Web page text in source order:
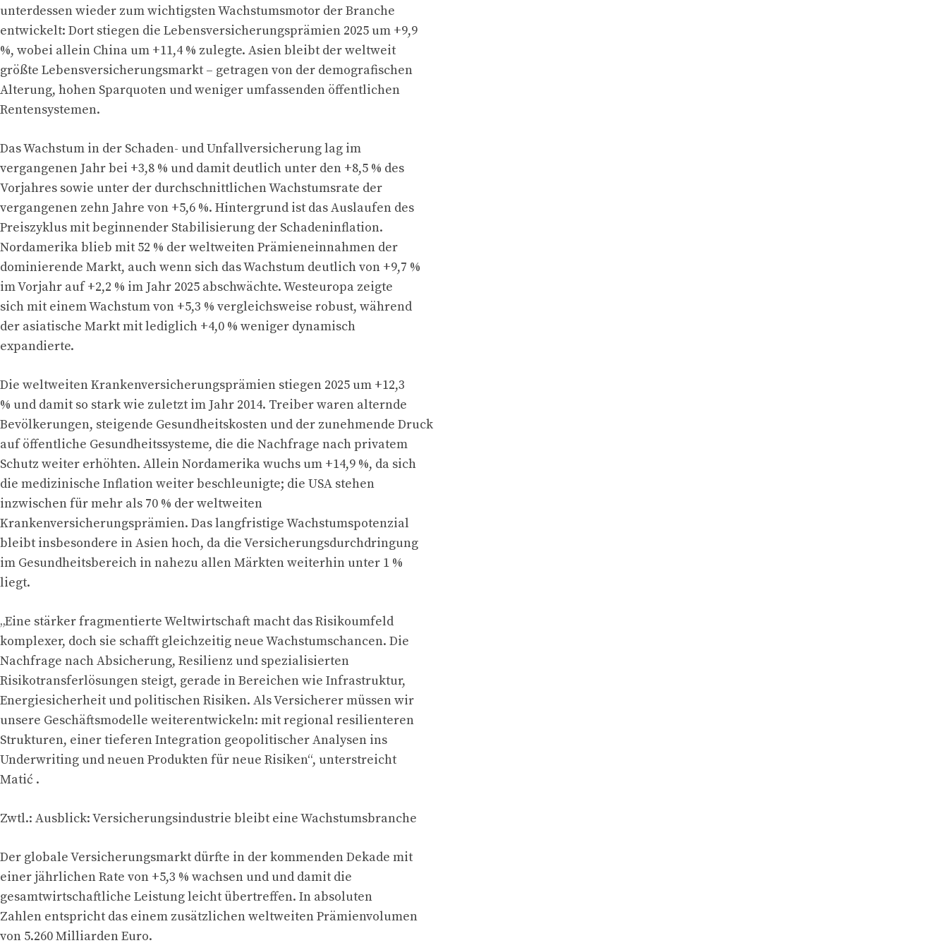
unterdessen wieder zum wichtigsten Wachstumsmotor der Branche
entwickelt: Dort stiegen die Lebensversicherungsprämien 2025 um +9,9
%, wobei allein China um +11,4 % zulegte. Asien bleibt der weltweit
größte Lebensversicherungsmarkt – getragen von der demografischen
Alterung, hohen Sparquoten und weniger umfassenden öffentlichen
Rentensystemen.
Das Wachstum in der Schaden- und Unfallversicherung lag im
vergangenen Jahr bei +3,8 % und damit deutlich unter den +8,5 % des
Vorjahres sowie unter der durchschnittlichen Wachstumsrate der
vergangenen zehn Jahre von +5,6 %. Hintergrund ist das Auslaufen des
Preiszyklus mit beginnender Stabilisierung der Schadeninflation.
Nordamerika blieb mit 52 % der weltweiten Prämieneinnahmen der
dominierende Markt, auch wenn sich das Wachstum deutlich von +9,7 %
im Vorjahr auf +2,2 % im Jahr 2025 abschwächte. Westeuropa zeigte
sich mit einem Wachstum von +5,3 % vergleichsweise robust, während
der asiatische Markt mit lediglich +4,0 % weniger dynamisch
expandierte.
Die weltweiten Krankenversicherungsprämien stiegen 2025 um +12,3
% und damit so stark wie zuletzt im Jahr 2014. Treiber waren alternde
Bevölkerungen, steigende Gesundheitskosten und der zunehmende Druck
auf öffentliche Gesundheitssysteme, die die Nachfrage nach privatem
Schutz weiter erhöhten. Allein Nordamerika wuchs um +14,9 %, da sich
die medizinische Inflation weiter beschleunigte; die USA stehen
inzwischen für mehr als 70 % der weltweiten
Krankenversicherungsprämien. Das langfristige Wachstumspotenzial
bleibt insbesondere in Asien hoch, da die Versicherungsdurchdringung
im Gesundheitsbereich in nahezu allen Märkten weiterhin unter 1 %
liegt.
„Eine stärker fragmentierte Weltwirtschaft macht das Risikoumfeld
komplexer, doch sie schafft gleichzeitig neue Wachstumschancen. Die
Nachfrage nach Absicherung, Resilienz und spezialisierten
Risikotransferlösungen steigt, gerade in Bereichen wie Infrastruktur,
Energiesicherheit und politischen Risiken. Als Versicherer müssen wir
unsere Geschäftsmodelle weiterentwickeln: mit regional resilienteren
Strukturen, einer tieferen Integration geopolitischer Analysen ins
Underwriting und neuen Produkten für neue Risiken“, unterstreicht
Matić .
Zwtl.: Ausblick: Versicherungsindustrie bleibt eine Wachstumsbranche
Der globale Versicherungsmarkt dürfte in der kommenden Dekade mit
einer jährlichen Rate von +5,3 % wachsen und und damit die
gesamtwirtschaftliche Leistung leicht übertreffen. In absoluten
Zahlen entspricht das einem zusätzlichen weltweiten Prämienvolumen
von 5.260 Milliarden Euro.